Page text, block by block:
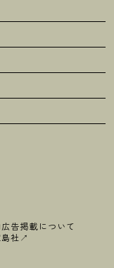
広告掲載について
社